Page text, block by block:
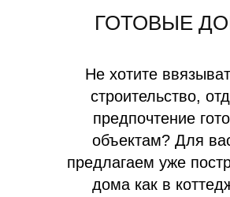
ГОТОВЫЕ
Не хотите
строительство,
предпочтение
объектам? Для
предлагаем уже
дома как в